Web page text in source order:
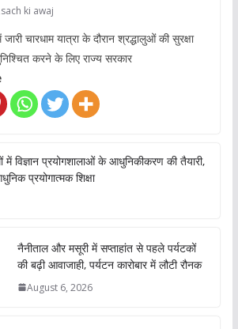
sach ki awaj
चारधाम यात्रा के दौरान श्रद्धालुओं की सुरक्षा
करने के लिए राज्य सरकार
में विज्ञान प्रयोगशालाओं के आधुनिकीकरण की तैयारी,
प्रयोगात्मक शिक्षा
नैनीताल और मसूरी में सप्ताहांत से पहले पर्यटकों
की बढ़ी आवाजाही, पर्यटन कारोबार में लौटी रौनक
August 6, 2026